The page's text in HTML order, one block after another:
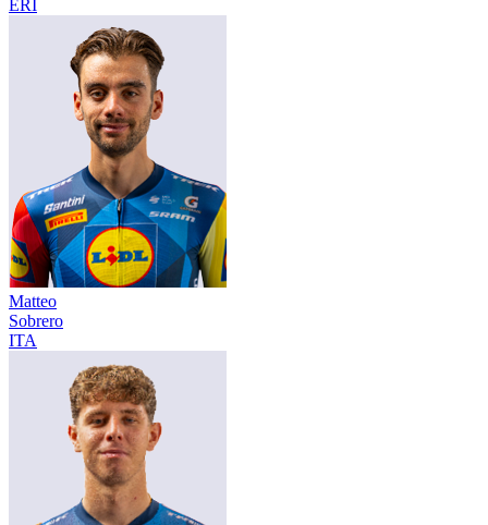
ERI
Matteo
Sobrero
ITA